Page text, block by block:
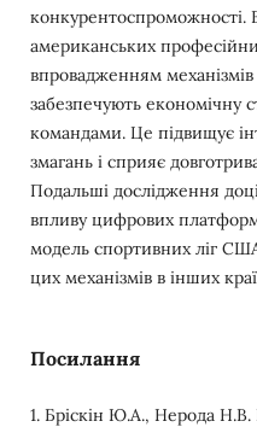
конкурентоспроможності.
американських
впровадженням
забезпечують економічну
командами. Це підвищує
змагань і сприяє
Подальші дослідження
впливу цифрових платформ
модель спортивних ліг
цих механізмів в інших
Посилання
1. Бріскін Ю.А., Нерода